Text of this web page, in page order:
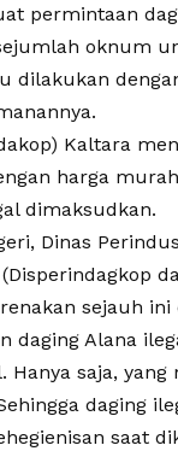
permintaan
oknum
dilakukan
Kaltara
harga
dimaksudkan.
Dinas
sejauh ini
daging Alana
Hanya saja, yang
daging
saat